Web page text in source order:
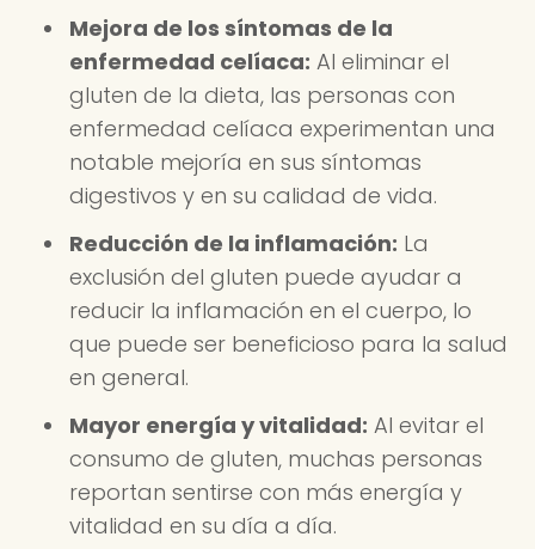
Mejora de los síntomas de la
enfermedad celíaca: Al eliminar el
gluten de la dieta, las personas con
enfermedad celíaca experimentan una
notable mejoría en sus síntomas
digestivos y en su calidad de vida.
Reducción de la inflamación: La
exclusión del gluten puede ayudar a
reducir la inflamación en el cuerpo, lo
que puede ser beneficioso para la salud
en general.
Mayor energía y vitalidad: Al evitar el
consumo de gluten, muchas personas
reportan sentirse con más energía y
vitalidad en su día a día.